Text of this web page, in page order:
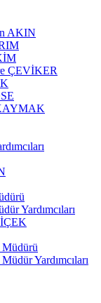
AKIN
ÇEVİKER
Yardımcıları
Yardımcıları